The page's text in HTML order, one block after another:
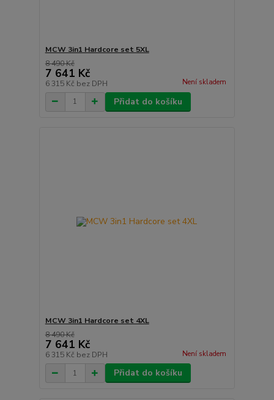
MCW 3in1 Hardcore set 5XL
8 490 Kč
7 641 Kč
6 315 Kč bez DPH Není skladem
Přidat do košíku
MCW 3in1 Hardcore set 4XL
8 490 Kč
7 641 Kč
6 315 Kč bez DPH Není skladem
Přidat do košíku